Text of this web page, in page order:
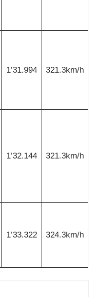
1’31.994 321.3km/h
1’32.144 321.3km/h
1’33.322 324.3km/h